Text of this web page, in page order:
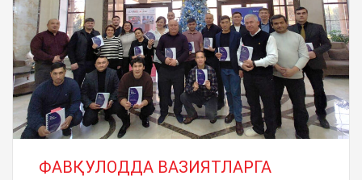
ФАВҚУЛОДДА ВАЗИЯТЛАРГА